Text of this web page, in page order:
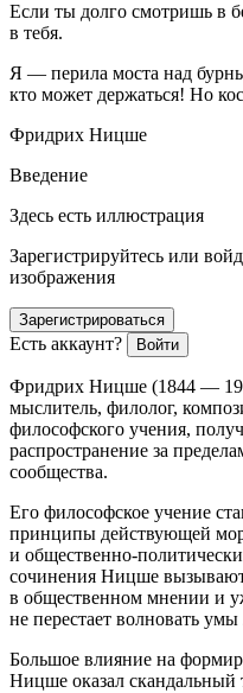
Если ты долго смотришь в
в тебя.
Я — перила моста над
кто может держаться! Но
Фридрих Ницше
Введение
Здесь есть иллюстрация
Зарегистрируйтесь или
изображения
Зарегистрироваться
Есть аккаунт? Войти
Фридрих Ницше (1844 —
мыслитель, филолог,
философского учения,
распространение за
сообщества.
Его философское учение
принципы действующей
и общественно-
сочинения Ницше
в общественном мнении и
не перестает волновать
Большое влияние на
Ницше оказал